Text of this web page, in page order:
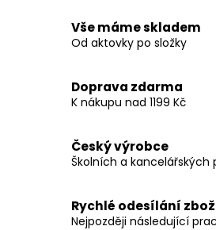
Vše máme skladem
Od aktovky po složky
Doprava zdarma
K nákupu nad 1199 Kč
Český výrobce
Školních a kancelářských
Rychlé odesílání
Nejpozději následující